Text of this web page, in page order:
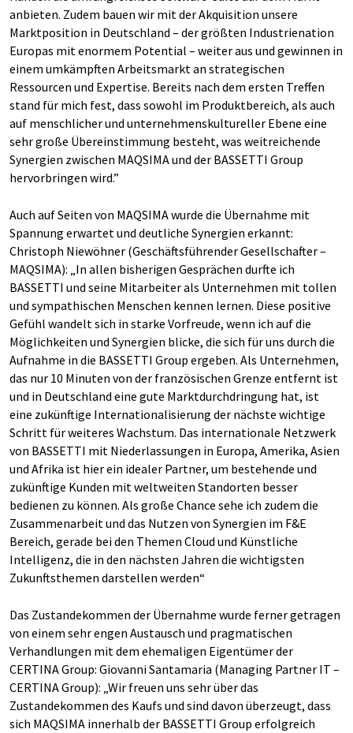
anbieten. Zudem bauen wir mit der Akquisition unsere
Marktposition in Deutschland – der größten Industrienation
Europas mit enormem Potential – weiter aus und gewinnen in
einem umkämpften Arbeitsmarkt an strategischen
Ressourcen und Expertise. Bereits nach dem ersten Treffen
stand für mich fest, dass sowohl im Produktbereich, als auch
auf menschlicher und unternehmenskultureller Ebene eine
sehr große Übereinstimmung besteht, was weitreichende
Synergien zwischen MAQSIMA und der BASSETTI Group
hervorbringen wird.”
Auch auf Seiten von MAQSIMA wurde die Übernahme mit
Spannung erwartet und deutliche Synergien erkannt:
Christoph Niewöhner (Geschäftsführender Gesellschafter –
MAQSIMA): „In allen bisherigen Gesprächen durfte ich
BASSETTI und seine Mitarbeiter als Unternehmen mit tollen
und sympathischen Menschen kennen lernen. Diese positive
Gefühl wandelt sich in starke Vorfreude, wenn ich auf die
Möglichkeiten und Synergien blicke, die sich für uns durch die
Aufnahme in die BASSETTI Group ergeben. Als Unternehmen,
das nur 10 Minuten von der französischen Grenze entfernt ist
und in Deutschland eine gute Marktdurchdringung hat, ist
eine zukünftige Internationalisierung der nächste wichtige
Schritt für weiteres Wachstum. Das internationale Netzwerk
von BASSETTI mit Niederlassungen in Europa, Amerika, Asien
und Afrika ist hier ein idealer Partner, um bestehende und
zukünftige Kunden mit weltweiten Standorten besser
bedienen zu können. Als große Chance sehe ich zudem die
Zusammenarbeit und das Nutzen von Synergien im F&E
Bereich, gerade bei den Themen Cloud und Künstliche
Intelligenz, die in den nächsten Jahren die wichtigsten
Zukunftsthemen darstellen werden“
Das Zustandekommen der Übernahme wurde ferner getragen
von einem sehr engen Austausch und pragmatischen
Verhandlungen mit dem ehemaligen Eigentümer der
CERTINA Group: Giovanni Santamaria (Managing Partner IT –
CERTINA Group): „Wir freuen uns sehr über das
Zustandekommen des Kaufs und sind davon überzeugt, dass
sich MAQSIMA innerhalb der BASSETTI Group erfolgreich